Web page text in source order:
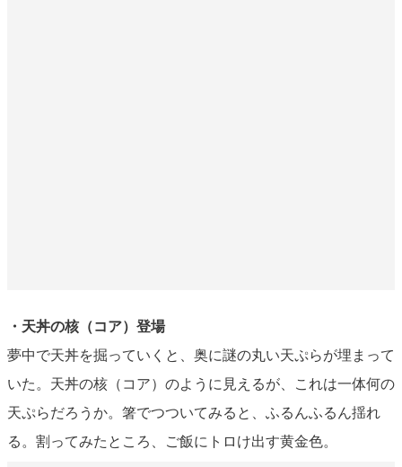
・天丼の核（コア）登場
夢中で天丼を掘っていくと、奥に謎の丸い天ぷらが埋まって
いた。天丼の核（コア）のように見えるが、これは一体何の
天ぷらだろうか。箸でつついてみると、ふるんふるん揺れ
る。割ってみたところ、ご飯にトロけ出す黄金色。